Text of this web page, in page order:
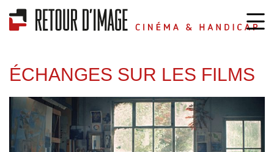
ÉCHANGES SUR LES FILMS